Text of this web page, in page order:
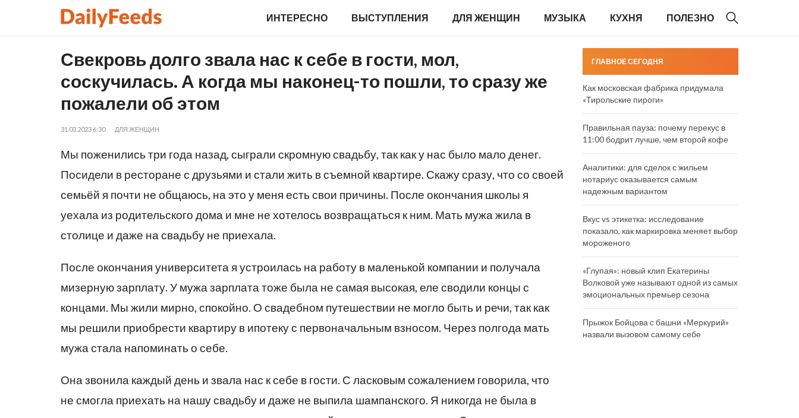
ИНТЕРЕСНО ВЫСТУПЛЕНИЯ ДЛЯ ЖЕНЩИН МУЗЫКА КУХНЯ ПОЛЕЗНО
Свекровь долго звала нас к себе в гости, мол,
соскучилась. А когда мы наконец-то пошли, то сразу же
пожалели об этом
31.03.2023 6:30 ДЛЯ ЖЕНЩИН
Мы поженились три года назад, сыграли скромную свадьбу, так как у нас было мало денег.
Посидели в ресторане с друзьями и стали жить в съемной квартире. Скажу сразу, что со своей
семьёй я почти не общаюсь, на это у меня есть свои причины. После окончания школы я
уехала из родительского дома и мне не хотелось возвращаться к ним. Мать мужа жила в
столице и даже на свадьбу не приехала.
После окончания университета я устроилась на работу в маленькой компании и получала
мизерную зарплату. У мужа зарплата тоже была не самая высокая, еле сводили концы с
концами. Мы жили мирно, спокойно. О свадебном путешествии не могло быть и речи, так как
мы решили приобрести квартиру в ипотеку с первоначальным взносом. Через полгода мать
мужа стала напоминать о себе.
Она звонила каждый день и звала нас к себе в гости. С ласковым сожалением говорила, что
не смогла приехать на нашу свадьбу и даже не выпила шампанского. Я никогда не была в
ГЛАВНОЕ СЕГОДНЯ
Как московская фабрика придумала
«Тирольские пироги»
Правильная пауза: почему перекус в
11:00 бодрит лучше, чем второй кофе
Аналитики: для сделок с жильем
нотариус оказывается самым
надежным вариантом
Вкус vs этикетка: исследование
показало, как маркировка меняет выбор
мороженого
«Глупая»: новый клип Екатерины
Волковой уже называют одной из самых
эмоциональных премьер сезона
Прыжок Бойцова с башни «Меркурий»
назвали вызовом самому себе